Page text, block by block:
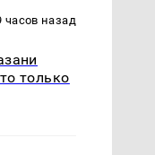
часов назад
только